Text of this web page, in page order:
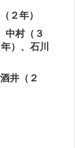
２年）
村（３
）、石川
井（２